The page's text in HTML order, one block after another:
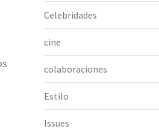
Celebridades
cine
colaboraciones
Estilo
Issues